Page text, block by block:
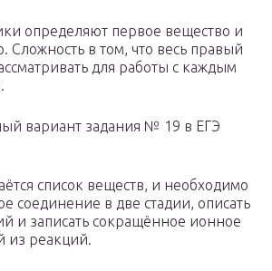
определяют первое вещество и
Сложность в том, что весь правый
для работы с каждым
вариант задания № 19 в ЕГЭ
список веществ, и необходимо
соединение в две стадии, описать
и записать сокращённое ионное
из реакций.